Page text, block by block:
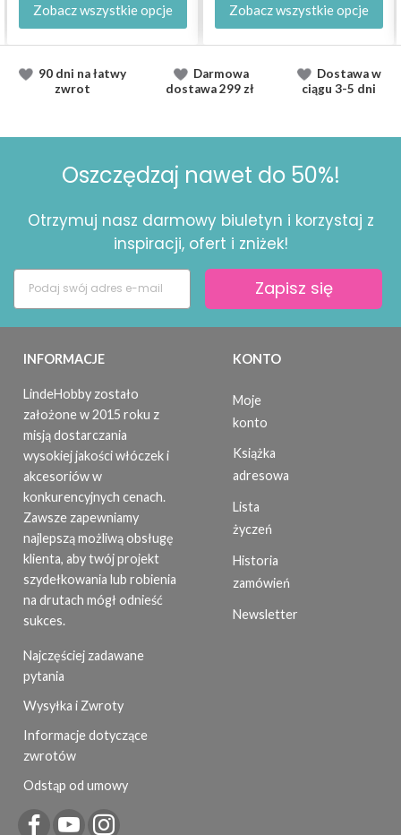
Zobacz wszystkie opcje Zobacz wszystkie opcje
90 dni na łatwy
zwrot
Darmowa
dostawa299 zł
Dostawaw
ciągu 3-5 dni
Oszczędzaj nawet do 50%!
Otrzymuj nasz darmowy biuletyn i korzystaj z
inspiracji, ofert i zniżek!
Zapisz się
INFORMACJE
LindeHobby zostało
założone w 2015 roku z
misją dostarczania
wysokiej jakości włóczek i
akcesoriów w
konkurencyjnych cenach.
Zawsze zapewniamy
najlepszą możliwą obsługę
klienta, aby twój projekt
szydełkowania lub robienia
na drutach mógł odnieść
sukces.
Najczęściej zadawane
pytania
Wysyłka i Zwroty
Informacje dotyczące
zwrotów
Odstąp od umowy
KONTO
Moje
konto
Książka
adresowa
Lista
życzeń
Historia
zamówień
Newsletter